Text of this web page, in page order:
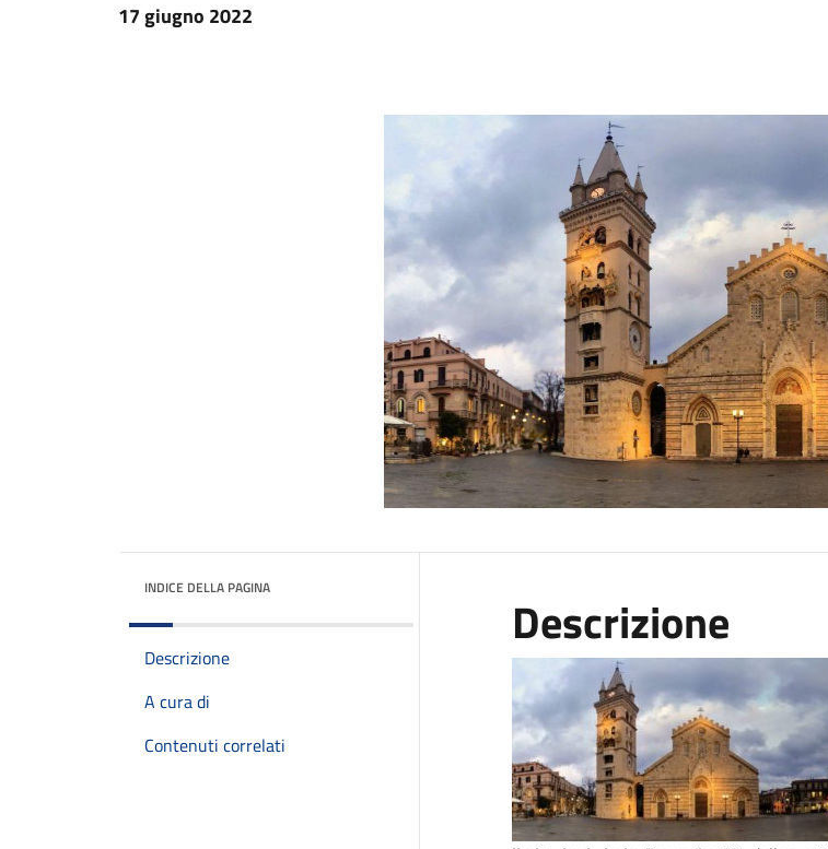
17 giugno 2022
INDICE DELLA PAGINA
Descrizione
A cura di
Contenuti correlati
Descrizione